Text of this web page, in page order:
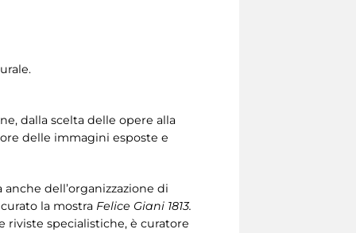
dalla scelta delle opere alla
delle immagini esposte e
dell’organizzazione di
la mostra Felice Giani 1813.
specialistiche, è curatore